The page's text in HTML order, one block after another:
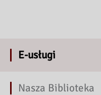
E-usługi
Nasza Biblioteka